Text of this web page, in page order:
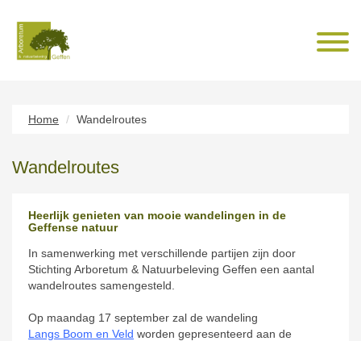
Home Wandelroutes
Wandelroutes
Heerlijk genieten van mooie wandelingen in de
Geffense natuur
In samenwerking met verschillende partijen zijn door
Stichting Arboretum & Natuurbeleving Geffen een aantal
wandelroutes samengesteld.
Op maandag 17 september zal de wandeling
Langs Boom en Veld worden gepresenteerd aan de